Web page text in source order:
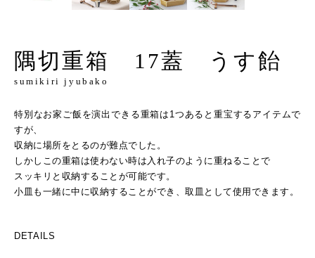
隅切重箱 17蓋 うす飴
sumikiri jyubako
特別なお家ご飯を演出できる重箱は1つあると重宝するアイテムで
すが、
収納に場所をとるのが難点でした。
しかしこの重箱は使わない時は入れ子のように重ねることで
スッキリと収納することが可能です。
小皿も一緒に中に収納することができ、取皿として使用できます。
DETAILS